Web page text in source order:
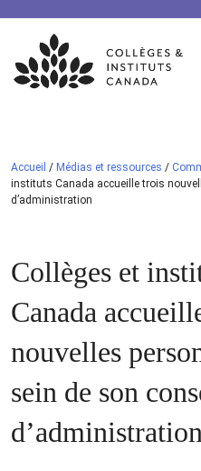
Skip
content
Accueil / Médias et ressources /
instituts Canada accueille trois
d’administration
Collèges et
Canada
nouvelles
sein de son
d’administration